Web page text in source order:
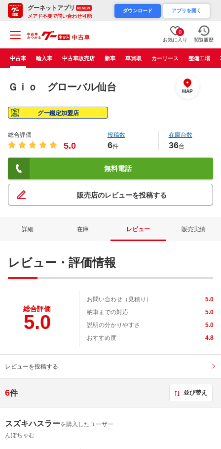
グーネットアプリ RENEW
メアド不要で問い合わせ可能
ダウンロード アプリを開く
0
お気に入り 閲覧履歴
中古車 輸入車 中古車販売店 新車 車買取 カーリース 整備工場
Ｇｉｏ グローバル仙台 MAP
グー鑑定加盟店
総合評価
5.0
投稿数
6件
在庫台数
36台
無料電話
販売店のレビューを投稿する
詳細 在庫 レビュー 販売実績
レビュー・評価情報
総合評価
5.0
お問い合わせ（見積り）
5.0
納車までの対応
5.0
説明の分かりやすさ
5.0
おすすめ度
4.8
レビューを投稿する
6件 並び替え
スズキハスラーを購入したユーザー
んぽちゃむ